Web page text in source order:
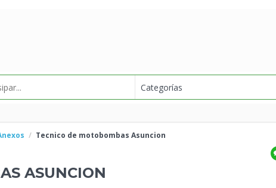
Tecnico de motobombas Asuncion
ASUNCION